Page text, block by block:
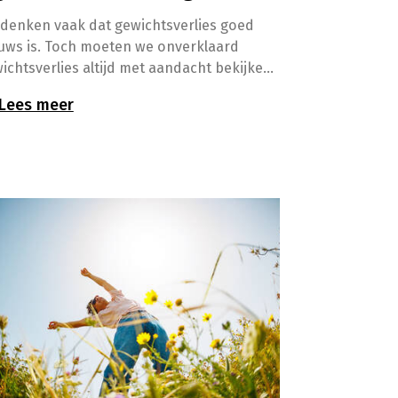
vaak dat gewichtsverlies goed
is. Toch moeten we onverklaard
altijd met aandacht bekijken.
soms gelinkt aan het gebruik
Lees meer